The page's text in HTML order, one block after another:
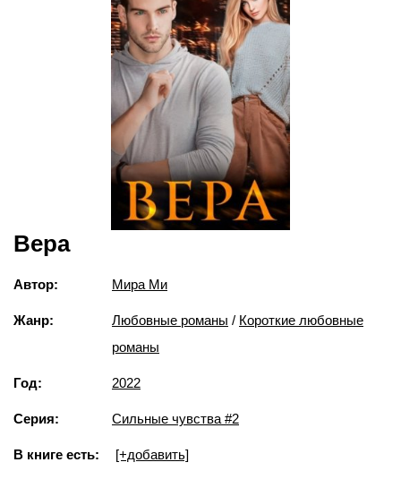
Вера
Автор: Мира Ми
Жанр: Любовные романы / Короткие любовные
романы
Год: 2022
Серия: Сильные чувства #2
В книге есть: [+добавить]